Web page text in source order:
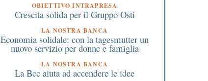
OBIETTIVO INTRAPRESA
Crescita solida per il Gruppo Osti
LA NOSTRA BANCA
Economia solidale: con la tagesmutter un
nuovo servizio per donne e famiglia
LA NOSTRA BANCA
La Bcc aiuta ad accendere le idee